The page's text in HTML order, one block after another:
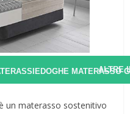
ALTRE
un materasso sostenitivo